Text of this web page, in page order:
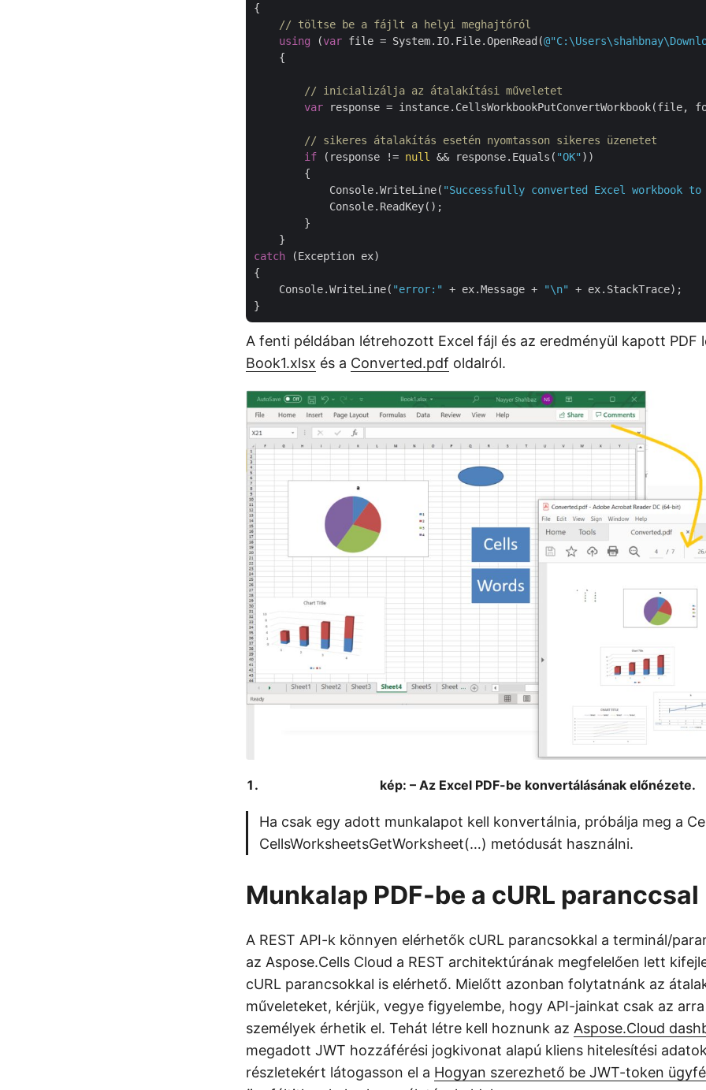
{
// töltse be a fájlt a helyi meghajtóról
using (var file = System.IO.File.OpenRead(
    {
// inicializálja az átalakítási műveletet
var response =
// sikeres átalakítás esetén nyomtasson sikeres üzenetet
if (response != null && response.Equals( "OK" ))
        {
            Console.WriteLine(
"Successfully converted Excel workbook
            Console.ReadKey();
        }
catch (Exception ex)
{
    Console.WriteLine(
"error:" + ex.Message + "\n"
+ ex.StackTrace);
A fenti példában létrehozott Excel fájl és az eredményül kapott PDF
Book1.xlsx és a Converted.pdf oldalról.
kép: – Az Excel PDF-be konvertálásának előnézete.
Ha csak egy adott munkalapot kell konvertálnia, próbálja meg a
CellsWorksheetsGetWorksheet(…) metódusát használni.
Munkalap PDF-be a cURL paranccsal
A REST API-k könnyen elérhetők cURL parancsokkal a terminál/
az Aspose.Cells Cloud a REST architektúrának megfelelően lett
cURL parancsokkal is elérhető. Mielőtt azonban folytatnánk az
műveleteket, kérjük, vegye figyelembe, hogy API-jainkat csak az
személyek érhetik el. Tehát létre kell hoznunk az Aspose.Cloud
megadott JWT hozzáférési jogkivonat alapú kliens hitelesítési
részletekért látogasson el a Hogyan szerezhető be JWT-token